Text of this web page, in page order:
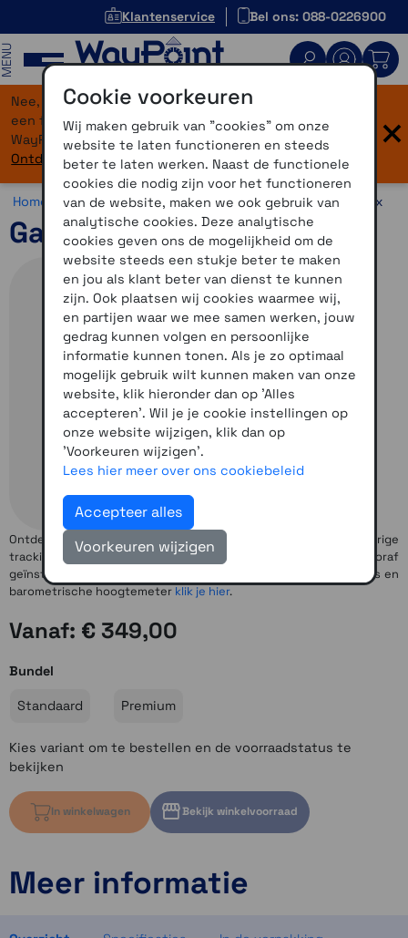
Klantenservice Bel ons: 088-0226900
Nee, je bent niet verdwaald! Onze website heeft
een flinke upgrade gekregen. Dezelfde vertrouwde
WayPoint-service, maar dan in een modern jasje.
Ontdek hier wat er allemaal nieuw is.
×
Home >Navigatie >Wandelnavigatie > Garmin GPSMAP 6x
Garmin GPSMAP 65
Ontdek meer met deze robuuste handheld met zeer nauwkeurige
trackingmogelijkheden, een 2,6-inch kleurenscherm en vooraf
geïnstalleerde kaarten. Voor de versie MET elektronisch kompas en
barometrische hoogtemeter klik je hier.
Vanaf: € 349,00
Bundel
Standaard Premium
Kies variant om te bestellen en de voorraadstatus te
bekijken
In winkelwagen Bekijk winkelvoorraad
Kies variant om voorraad te bekijken
Kies variant om voorraad te bekijken
Meer informatie
Cookie voorkeuren
Wij maken gebruik van "cookies" om onze
website te laten functioneren en steeds
beter te laten werken. Naast de functionele
cookies die nodig zijn voor het functioneren
van de website, maken we ook gebruik van
analytische cookies. Deze analytische
cookies geven ons de mogelijkheid om de
website steeds een stukje beter te maken
en jou als klant beter van dienst te kunnen
zijn. Ook plaatsen wij cookies waarmee wij,
en partijen waar we mee samen werken, jouw
gedrag kunnen volgen en persoonlijke
informatie kunnen tonen. Als je zo optimaal
mogelijk gebruik wilt kunnen maken van onze
website, klik hieronder dan op 'Alles
accepteren'. Wil je je cookie instellingen op
onze website wijzigen, klik dan op
'Voorkeuren wijzigen'.
Lees hier meer over ons cookiebeleid
Accepteer alles
Voorkeuren wijzigen